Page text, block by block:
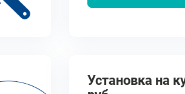
Установка на